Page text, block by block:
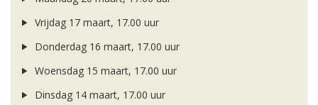
Vrijdag 17 maart, 17.00 uur
Donderdag 16 maart, 17.00 uur
Woensdag 15 maart, 17.00 uur
Dinsdag 14 maart, 17.00 uur